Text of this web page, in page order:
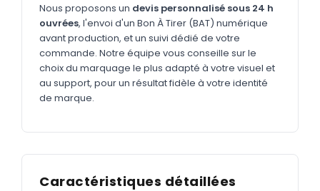
Tee-shirts Nouveau
Nouveau
Sweatshirts Nouveau
GOODIES
Bureau & écriture
Sacs & voyages
Nous proposons un devis personnalisé sous 24 h
ouvrées, l'envoi d'un Bon À Tirer (BAT) numérique
avant production, et un suivi dédié de votre
commande. Notre équipe vous conseille sur le
choix du marquage le plus adapté à votre visuel et
au support, pour un résultat fidèle à votre identité
de marque.
Caractéristiques détaillées